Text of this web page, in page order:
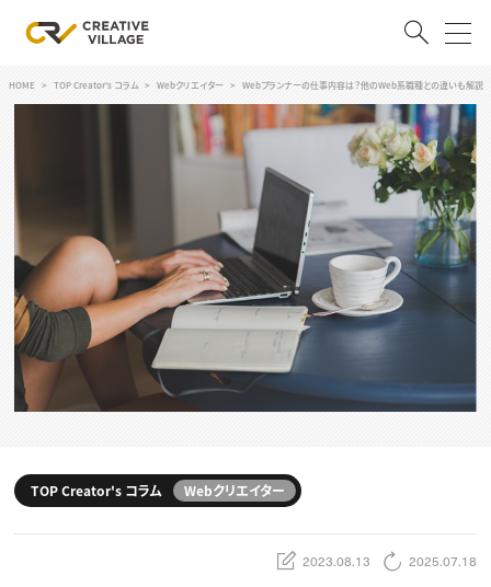
会員登録
クリエイター求人を探す
CREATIVE JOB求人検索
特集求人
採用説明会
転職支援サービス
CONTENTS
スキルアップしたい！
プログラミング
動画配信・映像制作
編集・ライティング
マーケティング
TOP Creator’s コラム トップ
Webクリエイター
アプリクリエイター
HOME TOP Creator's コラム Webクリエイター Webプランナーの仕事内容は？他のWeb系職種との違いも解説
TOP Creator's コラム Webクリエイター
2023.08.13 2025.07.18